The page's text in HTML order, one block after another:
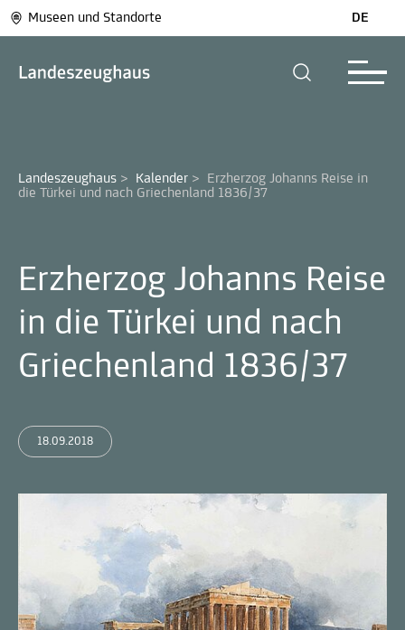
Museen und Standorte DE
Landeszeughaus > Kalender >
Erzherzog Johanns Reise in
die Türkei und nach Griechenland 1836/37
Erzherzog Johanns Reise
in die Türkei und nach
Griechenland 1836/37
18.09.2018